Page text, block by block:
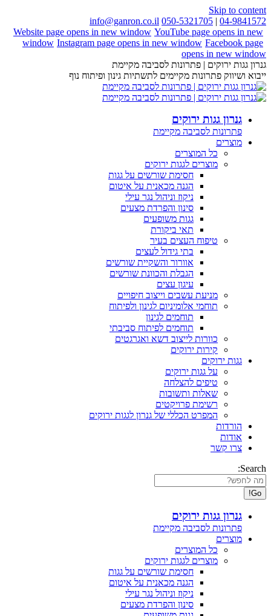
Skip to content
04-9841572
|
050-5321705
info@ganron.co.il
Website page opens in new window YouTube page opens in new
window Instagram page opens in new window Facebook page
opens in new window
גנרון גגות ירוקים | פתרונות לסביבה מקיימת
ייבוא ושיווק פתרונות מקיימים לתשתיות גינון ופיתוח נוף
גנרון גגות ירוקים
פתרונות לסביבה מקיימת
מוצרים
כל המוצרים
מוצרים לגגות ירוקים
חסימת שורשים על גגות
הגנה מכאנית על איטום
ניקוז וניהול נגר עילי
סינון והפרדת מצעים
גגות משופעים
תאי ביקורת
טיפוח העצים בעיר
בתי גידול לעצים
אוורור והשקיית שורשים
הגבלת והכוונת שורשים
עיגון עצים
מניעת עשבים וייצוב חיפויים
תוחמי אלומיניום לגינון ולפיתוח
תוחמים לגינון
תוחמים לפיתוח סביבתי
כוורות לייצוב דשא ואגרגטים
קירות ירוקים
גגות ירוקים
על גגות ירוקים
טיפים להצלחה
שאלות ותשובות
רשימת פרויקטים
המפרט הכללי של גנרון לגגות ירוקים
הורדות
אודות
צרו קשר
Search:
גנרון גגות ירוקים
פתרונות לסביבה מקיימת
מוצרים
כל המוצרים
מוצרים לגגות ירוקים
חסימת שורשים על גגות
הגנה מכאנית על איטום
ניקוז וניהול נגר עילי
סינון והפרדת מצעים